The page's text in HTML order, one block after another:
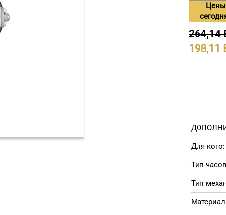
Цены
264,14
198,11
Для кого:
Тип
Тип